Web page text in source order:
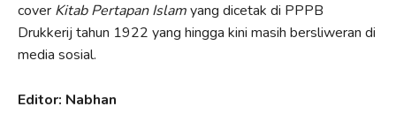
cover Kitab Pertapan Islamyang dicetak di PPPB
Drukkerij tahun 1922 yang hingga kini masih bersliweran di
media sosial.
Editor: Nabhan